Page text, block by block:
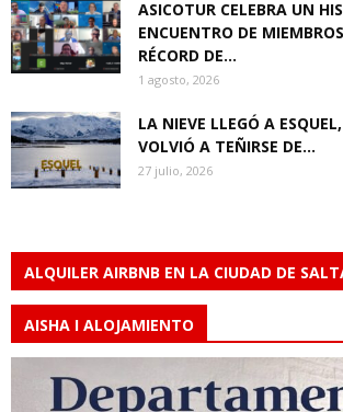
ASICOTUR CELEBRA UN
ENCUENTRO DE
RÉCORD DE...
1 agosto, 2026
LA NIEVE LLEGÓ A
VOLVIÓ A TEÑIRSE DE...
27 julio, 2026
ALQUILER AIRBNB EN LA CIUDAD DE
AISHA I ALOJAMIENTO